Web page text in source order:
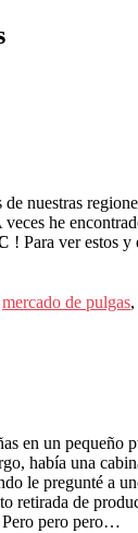
nuestras
veces he
! Para ver estos y
mercado de pulgas,
en un
había una
le pregunté a
retirada de
Pero pero pero…